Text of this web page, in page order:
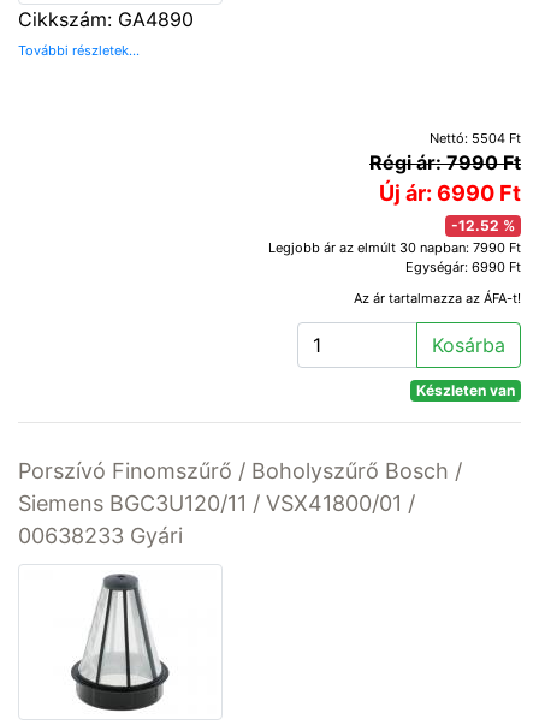
Cikkszám: GA4890
További részletek...
Nettó: 5504 Ft
Régi ár: 7990 Ft
Új ár: 6990 Ft
-12.52 %
Legjobb ár az elmúlt 30 napban: 7990 Ft
Egységár: 6990 Ft
Az ár tartalmazza az ÁFA-t!
Kosárba
Készleten van
Porszívó Finomszűrő / Boholyszűrő Bosch /
Siemens BGC3U120/11 / VSX41800/01 /
00638233 Gyári